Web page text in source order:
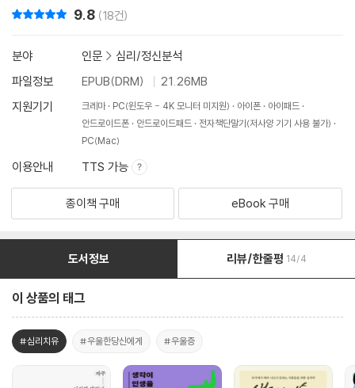
9.8 (18건)
분야 인문 > 심리/정신분석
파일정보
EPUB(DRM)
21.26MB
지원기기
크레마 PC(윈도우 - 4K 모니터 미지원) 아이폰
아이패드
안드로이드폰
안드로이드패드
전자책단말기(저사양 기기 사용 불가)
PC(Mac)
이용안내 TTS 가능
종이책 구매 eBook 구매
도서정보 리뷰/한줄평 14/4
이 상품의 태그
#심리치유 #우울한당신에게 #우울증